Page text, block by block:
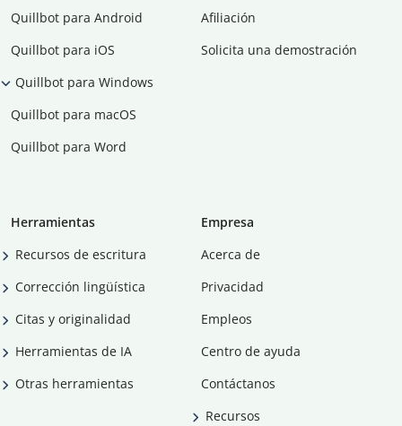
Quillbot para Android
Quillbot para iOS
Quillbot para Windows
Quillbot para macOS
Quillbot para Word
Afiliación
Solicita una demostración
Herramientas
Recursos de escritura
Corrección lingüística
Citas y originalidad
Herramientas de IA
Otras herramientas
Empresa
Acerca de
Privacidad
Empleos
Centro de ayuda
Contáctanos
Recursos